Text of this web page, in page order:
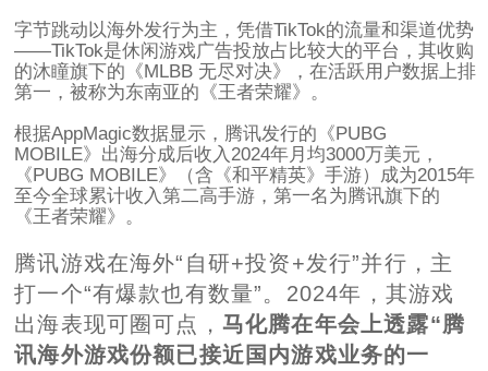
字节跳动以海外发行为主，凭借TikTok的流量和渠道优势
——TikTok是休闲游戏广告投放占比较大的平台，其收购
的沐瞳旗下的《MLBB 无尽对决》，在活跃用户数据上排
第一，被称为东南亚的《王者荣耀》。
根据AppMagic数据显示，腾讯发行的《PUBG
MOBILE》出海分成后收入2024年月均3000万美元，
《PUBG MOBILE》（含《和平精英》手游）成为2015年
至今全球累计收入第二高手游，第一名为腾讯旗下的
《王者荣耀》。
腾讯游戏在海外“自研+投资+发行”并行，主
打一个“有爆款也有数量”。2024年，其游戏
出海表现可圈可点， 马化腾在年会上透露“腾
讯海外游戏份额已接近国内游戏业务的一